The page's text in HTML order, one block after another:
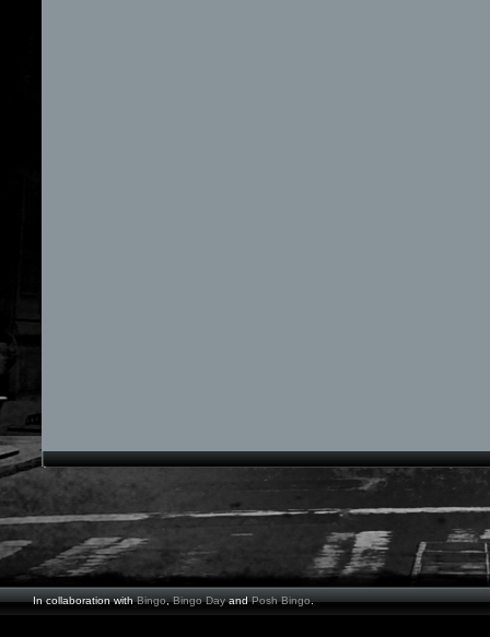
In collaboration withBingo,Bingo DayandPosh Bingo.